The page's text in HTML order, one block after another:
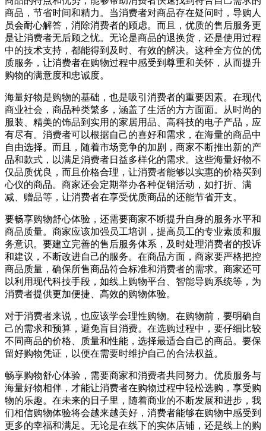
商品，节省时间和精力。当消费者对商品存在疑问时，导购人
员会耐心解答，消除消费者的顾虑。而且，优质的售后服务更
是让消费者无后顾之忧。无论是商品的退换货，还是使用过程
中的技术支持，都能得到及时、有效的解决。这种全方位的优
质服务，让消费者在购物过程中感受到尊重和关怀，从而提升
购物的满意度和忠诚度。
海量好物是购物的基础，也是吸引消费者的重要因素。在现代
商业社会，商品种类繁多，涵盖了生活的方方面面。从时尚的
服装、精美的饰品到实用的家居用品、高科技的电子产品，应
有尽有。消费者可以根据自己的喜好和需求，在海量的商品中
自由选择。而且，随着市场竞争的加剧，商家不断推出新的产
品和款式，以满足消费者日益多样化的需求。这些海量好物不
仅品质优良，而且价格合理，让消费者能够以实惠的价格买到
心仪的商品。商家还会定期举办各种促销活动，如打折、满
减、赠品等，让消费者在享受优质商品的还能节省开支。
要畅享购物舒心体验，还需要商家不断提升自身的服务水平和
商品质量。商家应该加强员工培训，提高员工的专业素质和服
务意识。要建立完善的售后服务体系，及时处理消费者的投诉
和建议，不断改进自己的服务。在商品方面，商家要严格把控
商品质量，确保所售商品符合标准和消费者的需求。商家还可
以利用现代科技手段，如线上购物平台、智能导购系统等，为
消费者提供更加便捷、高效的购物体验。
对于消费者来说，也应该学会理性购物。在购物前，要明确自
己的需求和预算，避免盲目消费。在选购过程中，要仔细比较
不同商品的价格、质量和性能，选择最适合自己的商品。要保
留好购物凭证，以便在需要时维护自己的合法权益。
畅享购物舒心体验，需要商家和消费者共同努力。优质服务与
海量好物相伴，才能让消费者在购物过程中轻松选购，享受购
物的乐趣。在未来的日子里，随着商业的不断发展和进步，我
们相信购物体验将会越来越美好，消费者能够在购物中感受到
更多的幸福和满足。无论是在线下的实体店铺，还是线上的购